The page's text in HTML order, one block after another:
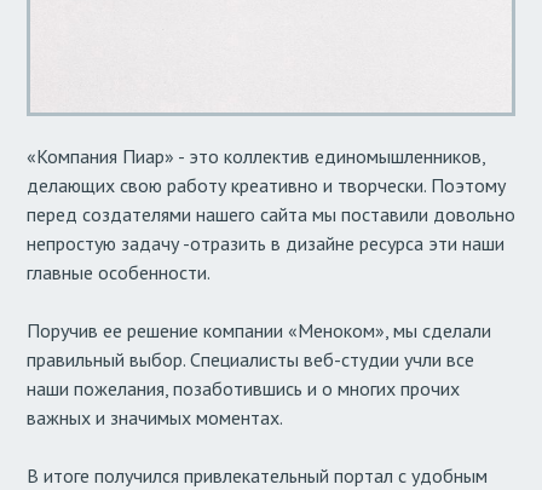
«Компания Пиар» - это коллектив единомышленников,
делающих свою работу креативно и творчески. Поэтому
перед создателями нашего сайта мы поставили довольно
непростую задачу -отразить в дизайне ресурса эти наши
главные особенности.
Поручив ее решение компании «Меноком», мы сделали
правильный выбор. Специалисты веб-студии учли все
наши пожелания, позаботившись и о многих прочих
важных и значимых моментах.
В итоге получился привлекательный портал с удобным